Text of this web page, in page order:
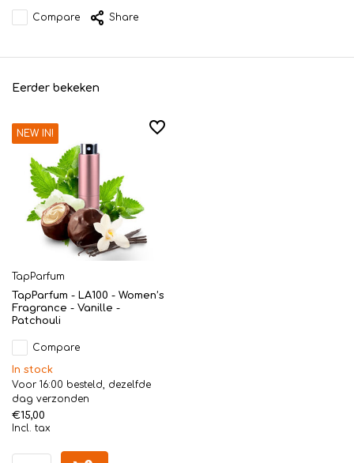
Compare Share
Eerder bekeken
NEW IN!
TapParfum
TapParfum - LA100 - Women’s
Fragrance - Vanille -
Patchouli
Compare
In stock
Voor 16:00 besteld, dezelfde
dag verzonden
€15,00
Incl. tax